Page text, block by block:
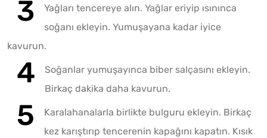
Yağları tencereye alın. Yağlar eriyip ısınınca
soğanı ekleyin. Yumuşayana kadar iyice
kavurun.
Soğanlar yumuşayınca biber salçasını ekleyin.
Birkaç dakika daha kavurun.
Karalahanalarla birlikte bulguru ekleyin. Birkaç
kez karıştırıp tencerenin kapağını kapatın. Kısık